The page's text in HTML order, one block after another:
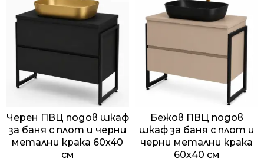
/
1131.45 лв..
/
815.56 лв..
1667.35 лв..
895.75 лв..
Черен ПВЦ подов шкаф
за баня с плот и черни
метални крака 60x40
см
Бежов ПВЦ подов
шкаф за баня с плот и
черни метални крака
60х40 см